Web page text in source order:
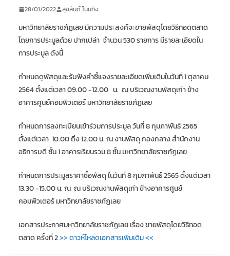
28/01/2022 สุขสันต์ โนนทิง
มหาวิทยาลัยราชภัฏเลย มีความประสงค์จะขายพัสดุโดยวิธีทอดตลาด
โดยการประมูลด้วย ปากเปล่า จำนวน 530 รายการ มีรายละเอียดใน
การประมูล ดังนี้
กำหนดดูพัสดุและรับฟังคำชี้แจงรายละเอียดเพิ่มเติมในวันที่ 1 ตุลาคม
2564 ตั้งแต่เวลา 09.00 -12.00 น. ณ บริเวณงานพัสดุเก่า ข้าง
อาคารศูนย์คอมพิวเตอร์ มหาวิทยาลัยราชภัฏเลย
กำหนดการลงทะเบียนเข้าร่วมการประมูล วันที่ 8 กุมภาพันธ์ 2565
ตั้งแต่เวลา 10.00 ถึง 12.00 น. ณ งานพัสดุ กองกลาง สำนักงาน
อธิการบดี ชั้น 1 อาคารเรียนรวม 8 ชั้น มหาวิทยาลัยราชภัฏเลย
กำหนดการประมูลราคาซื้อพัสดุ ในวันที่ 8 กุมภาพันธ์ 2565 ตั้งแต่เวลา
13.30 -15.00 น. ณ ณ บริเวณงานพัสดุเก่า ข้างอาคารศูนย์
คอมพิวเตอร์ มหาวิทยาลัยราชภัฏเลย
เอกสารประกาศมหาวิทยาลัยราชภัฏเลย เรื่อง ขายพัสดุโดยวิธีทอด
ตลาด ครั้งที่ 2>> ดาวห์โหลดเอกสารเพิ่มเติม <<